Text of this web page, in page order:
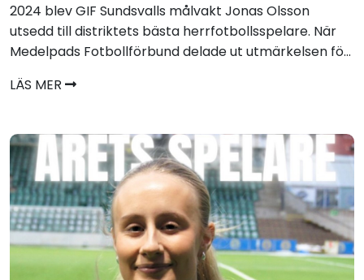
2024 blev GIF Sundsvalls målvakt Jonas Olsson
utsedd till distriktets bästa herrfotbollsspelare. När
Medelpads Fotbollförbund delade ut utmärkelsen fö...
LÄS MER